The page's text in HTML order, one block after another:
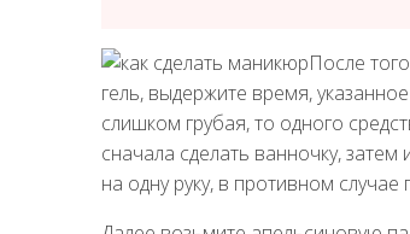
После
гель, выдержите время,
слишком грубая, то одного
сначала сделать ванночку, затем
на одну руку, в противном